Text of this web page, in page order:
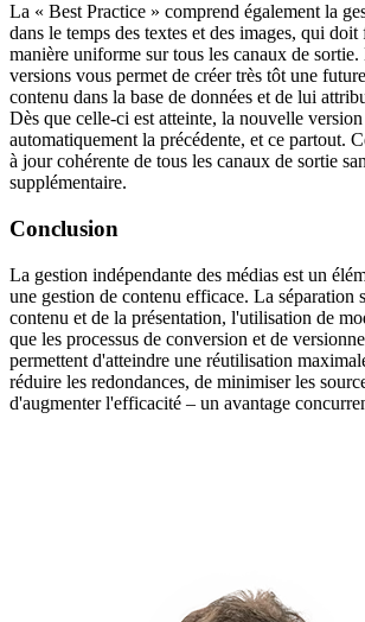
La « Best Practice » comprend également la
dans le temps des textes et des images, qui
manière uniforme sur tous les canaux de sortie.
versions vous permet de créer très tôt une
contenu dans la base de données et de lui
Dès que celle-ci est atteinte, la nouvelle
automatiquement la précédente, et ce partout.
à jour cohérente de tous les canaux de sortie
supplémentaire.
Conclusion
La gestion indépendante des médias est un
une gestion de contenu efficace. La séparation
contenu et de la présentation, l'utilisation de
que les processus de conversion et de
permettent d'atteindre une réutilisation
réduire les redondances, de minimiser les
d'augmenter l'efficacité – un avantage